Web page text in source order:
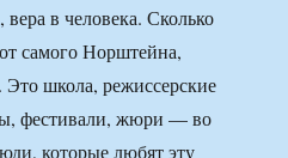
в человека. Сколько
самого Норштейна,
школа, режиссерские
фестивали, жюри — во
которые любят эту